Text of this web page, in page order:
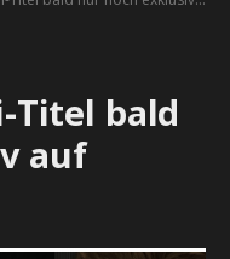
Titel bald
auf